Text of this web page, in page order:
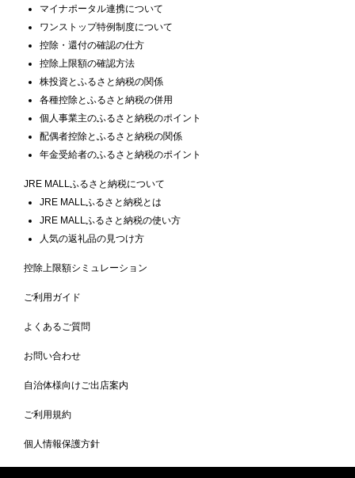
マイナポータル連携について
ワンストップ特例制度について
控除・還付の確認の仕方
控除上限額の確認方法
株投資とふるさと納税の関係
各種控除とふるさと納税の併用
個人事業主のふるさと納税のポイント
配偶者控除とふるさと納税の関係
年金受給者のふるさと納税のポイント
JRE MALLふるさと納税について
JRE MALLふるさと納税とは
JRE MALLふるさと納税の使い方
人気の返礼品の見つけ方
控除上限額シミュレーション
ご利用ガイド
よくあるご質問
お問い合わせ
自治体様向けご出店案内
ご利用規約
個人情報保護方針